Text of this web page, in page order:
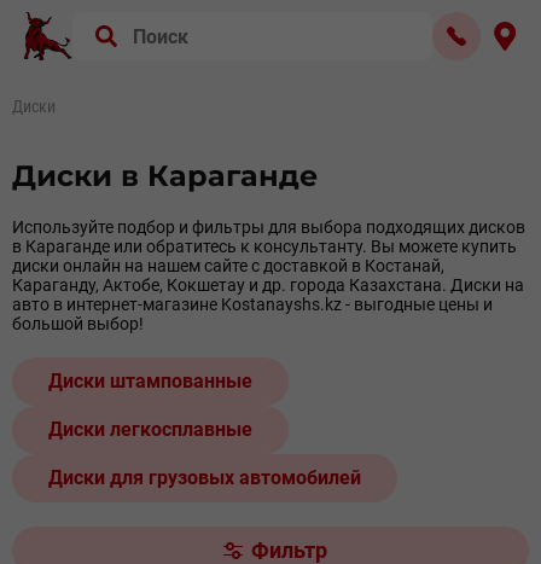
Диски
Диски в Караганде
Используйте подбор и фильтры для выбора подходящих дисков
в Караганде или обратитесь к консультанту. Вы можете купить
диски онлайн на нашем сайте с доставкой в Костанай,
Караганду, Актобе, Кокшетау и др. города Казахстана. Диски на
авто в интернет-магазине Kostanayshs.kz - выгодные цены и
большой выбор!
Диски штампованные
Диски легкосплавные
Диски для грузовых автомобилей
Фильтр